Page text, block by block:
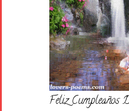
Feliz Cumpleaños